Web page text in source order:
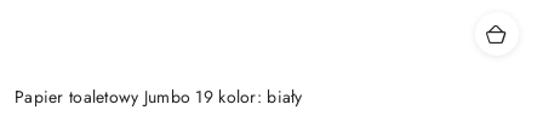
Papier toaletowy Jumbo 19 kolor: biały